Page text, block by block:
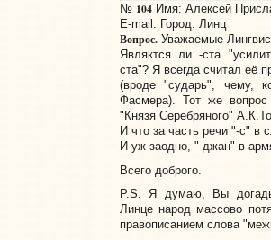
№ 104Имя: Алексей
E-mail: Город: Линц
Вопрос.Уважаемые
Являктся ли -ста
ста"? Я всегда считал её
(вроде "сударь", чему,
Фасмера). Тот же
"Князя Серебряного"
И что за часть речи "-с" в
И уж заодно, "-джан" в
Всего доброго.
P.S. Я думаю, Вы
Линце народ массово
правописанием слова